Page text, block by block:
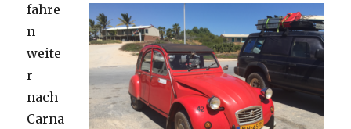
fahre
n
weite
r
nach
Carna